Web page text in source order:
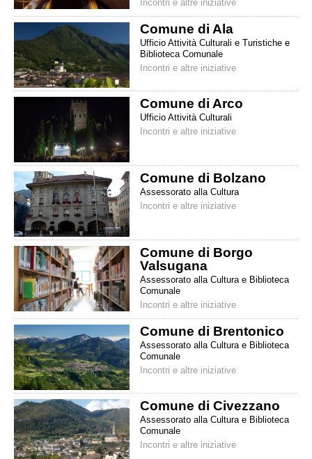
Incontri e altre iniziative
Comune di Ala
Ufficio Attività Culturali e Turistiche e
Biblioteca Comunale
Incontri e altre iniziative
Comune di Arco
Ufficio Attività Culturali
Incontri e altre iniziative
Comune di Bolzano
Assessorato alla Cultura
Incontri e altre iniziative
Comune di Borgo
Valsugana
Assessorato alla Cultura e Biblioteca
Comunale
Incontri e altre iniziative
Comune di Brentonico
Assessorato alla Cultura e Biblioteca
Comunale
Incontri e altre iniziative
Comune di Civezzano
Assessorato alla Cultura e Biblioteca
Comunale
Incontri e altre iniziative